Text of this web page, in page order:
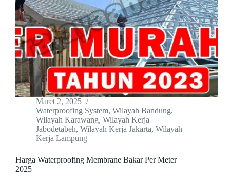
Maret 2, 2025
Waterproofing System, Wilayah Bandung,
Wilayah Karawang, Wilayah Kerja
Jabodetabeh, Wilayah Kerja Jakarta, Wilayah
Kerja Lampung
Harga Waterproofing Membrane Bakar Per Meter
2025